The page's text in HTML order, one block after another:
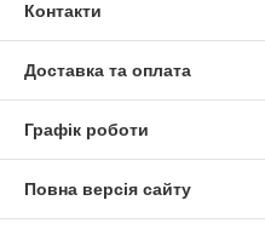
Контакти
Доставка та оплата
Графік роботи
Повна версія сайту